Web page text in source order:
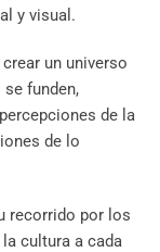
y visual.
un universo
funden,
de la
de lo
recorrido por los
cultura a cada